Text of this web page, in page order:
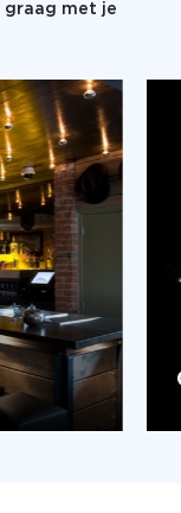
graag met je